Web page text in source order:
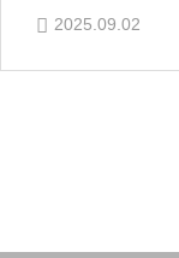
2025.09.22